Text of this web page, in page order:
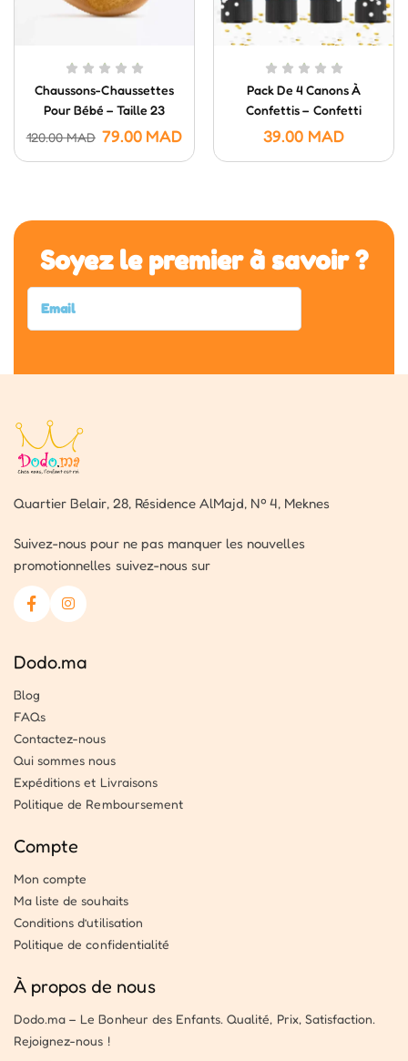
Chaussons-Chaussettes
Pour Bébé – Taille 23
120.00MAD 79.00 MAD
Pack De 4 Canons À
Confettis – Confetti
Poppers (20 Cm)
39.00 MAD
Soyez le premier à savoir ?
Quartier Belair, 28, Résidence AlMajd, Nº 4, Meknes
Suivez-nous pour ne pas manquer les nouvelles
promotionnelles suivez-nous sur
Dodo.ma
Blog
FAQs
Contactez-nous
Qui sommes nous
Expéditions et Livraisons
Politique de Remboursement
Compte
Mon compte
Ma liste de souhaits
Conditions d’utilisation
Politique de confidentialité
À propos de nous
Dodo.ma – Le Bonheur des Enfants. Qualité, Prix, Satisfaction.
Rejoignez-nous !